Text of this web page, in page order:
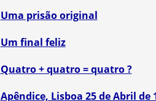
Uma prisão original
Um final feliz
Quatro + quatro = quatro ?
Apêndice, Lisboa 25 de Abril de